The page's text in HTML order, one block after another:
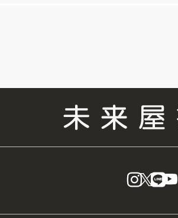
instagram
X LINE